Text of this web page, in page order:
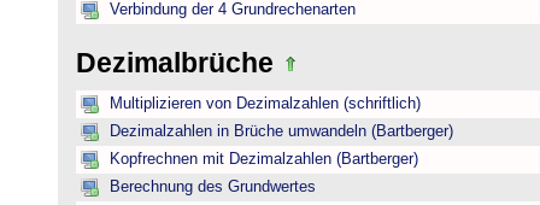
Verbindung der 4 Grundrechenarten
Dezimalbrüche
Multiplizieren von Dezimalzahlen (schriftlich)
Dezimalzahlen in Brüche umwandeln (Bartberger)
Kopfrechnen mit Dezimalzahlen (Bartberger)
Berechnung des Grundwertes